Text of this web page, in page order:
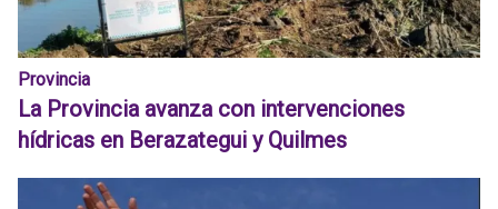
Provincia
La Provincia avanza con intervenciones
hídricas en Berazategui y Quilmes